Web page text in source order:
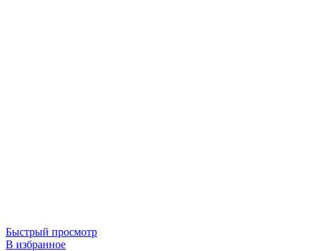
Быстрый просмотр
В избранное